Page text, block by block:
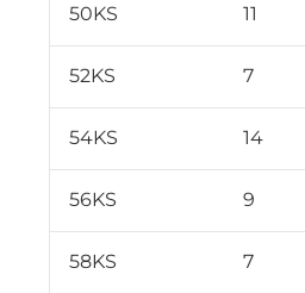
50KS 11
52KS 7
54KS 14
56KS 9
58KS 7